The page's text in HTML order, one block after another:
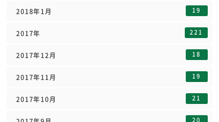
2018年1月 19
2017年 221
2017年12月 18
2017年11月 19
2017年10月 21
20